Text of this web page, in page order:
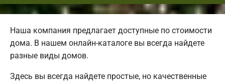
Наша компания предлагает доступные по стоимости
дома. В нашем онлайн-каталоге вы всегда найдете
разные виды домов.
Здесь вы всегда найдете простые, но качественные